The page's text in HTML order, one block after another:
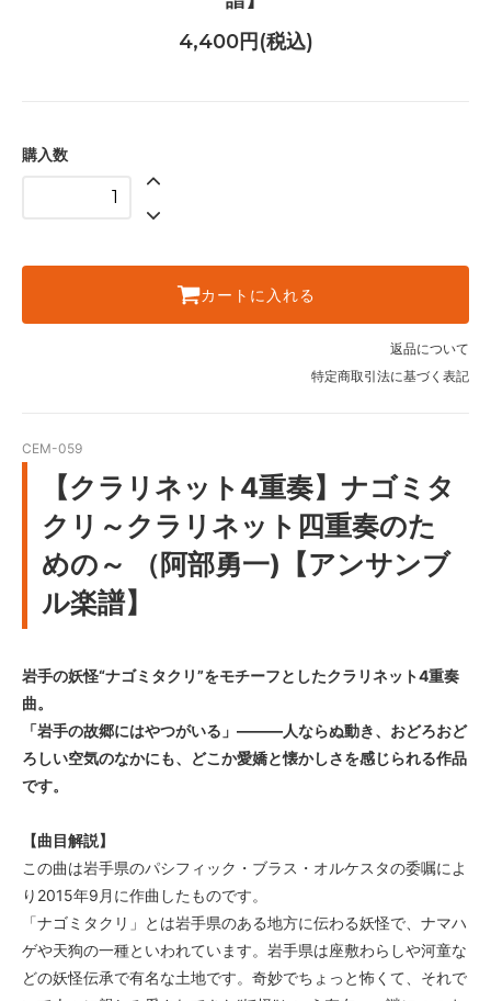
4,400円(税込)
購入数
カートに入れる
返品について
特定商取引法に基づく表記
CEM-059
【クラリネット4重奏】ナゴミタ
クリ～クラリネット四重奏のた
めの～ （阿部勇一)【アンサンブ
ル楽譜】
岩手の妖怪“ナゴミタクリ”をモチーフとしたクラリネット4重奏
曲。
「岩手の故郷にはやつがいる」―――人ならぬ動き、おどろおど
ろしい空気のなかにも、どこか愛嬌と懐かしさを感じられる作品
です。
【曲目解説】
この曲は岩手県のパシフィック・ブラス・オルケスタの委嘱によ
り2015年9月に作曲したものです。
「ナゴミタクリ」とは岩手県のある地方に伝わる妖怪で、ナマハ
ゲや天狗の一種といわれています。岩手県は座敷わらしや河童な
どの妖怪伝承で有名な土地です。奇妙でちょっと怖くて、それで